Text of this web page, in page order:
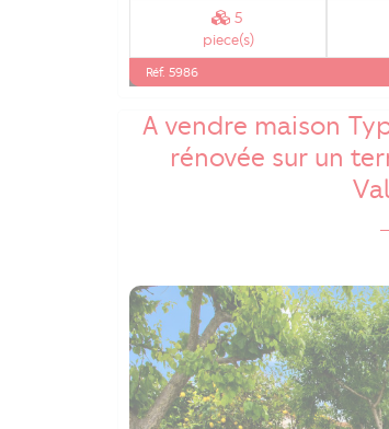
5
piece(s)
Réf. 5986
A vendre maison
rénovée sur un